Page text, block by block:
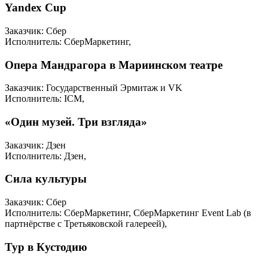
Yandex Cup
Заказчик: Сбер
Исполнитель: СберМаркетинг,
Опера Мандрагора в Мариинском театре
Заказчик: Государственный Эрмитаж и VK
Исполнитель: ICM,
«Один музей. Три взгляда»
Заказчик: Дзен
Исполнитель: Дзен,
Сила культуры
Заказчик: Сбер
Исполнитель: СберМаркетинг, СберМаркетинг Event Lab (в
партнёрстве с Третьяковской галереей),
Тур в Кустодию